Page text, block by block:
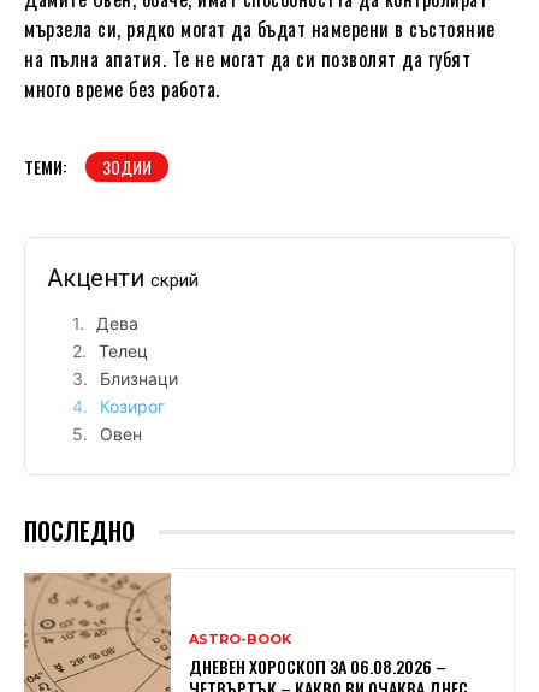
мързела си, рядко могат да бъдат намерени в състояние
на пълна апатия. Те не могат да си позволят да губят
много време без работа.
ТЕМИ: ЗОДИИ
Акценти скрий
Дева
Телец
Близнаци
Козирог
Овен
ПОСЛЕДНО
ASTRO-BOOK
ДНЕВЕН ХОРОСКОП ЗА 06.08.2026 –